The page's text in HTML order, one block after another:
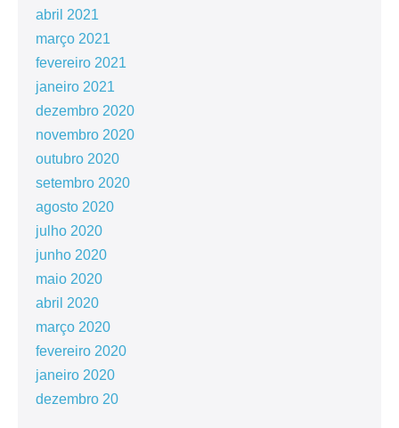
abril 2021
março 2021
fevereiro 2021
janeiro 2021
dezembro 2020
novembro 2020
outubro 2020
setembro 2020
agosto 2020
julho 2020
junho 2020
maio 2020
abril 2020
março 2020
fevereiro 2020
janeiro 2020
dezembro 20